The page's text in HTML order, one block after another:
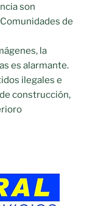
son
de
la
es alarmante.
ilegales e
construcción,